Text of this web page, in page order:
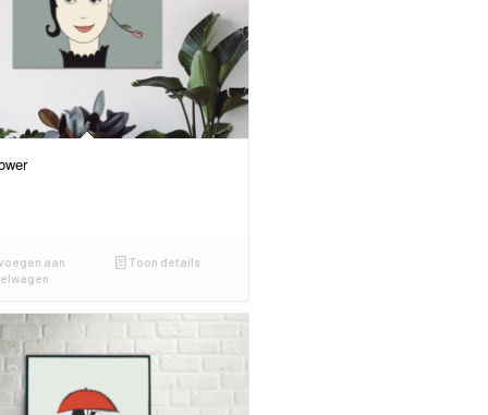
aan
Toon details